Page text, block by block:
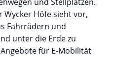
Höfe sieht vor,
Fahrrädern und
unter die Erde zu
für E-Mobilität